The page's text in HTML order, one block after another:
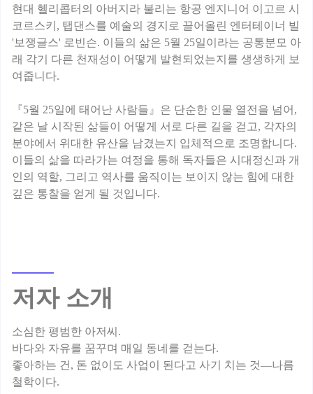
현대 헬리콥터의 아버지라 불리는 항공 엔지니어 이고르 시
코르스키, 탭댄스를 예술의 경지로 끌어올린 엔터테이너 빌
'보쟁글스' 로빈슨. 이들의 삶은 5월 25일이라는 공통분모 아
래 각기 다른 천재성이 어떻게 발현되었는지를 생생하게 보
여줍니다.
『5월 25일에 태어난 사람들』은 단순한 인물 열전을 넘어,
같은 날 시작된 삶들이 어떻게 서로 다른 길을 걷고, 각자의
분야에서 위대한 유산을 남겼는지 입체적으로 조명합니다.
이들의 삶을 따라가는 여정을 통해 독자들은 시대정신과 개
인의 역할, 그리고 역사를 움직이는 보이지 않는 힘에 대한
저자 소개
소심한 평범한 아저씨.
바다와 자유를 꿈꾸며 매일 동네를 걷는다.
좋아하는 건, 돈 없이도 사업이 된다고 사기 치는 것—나름